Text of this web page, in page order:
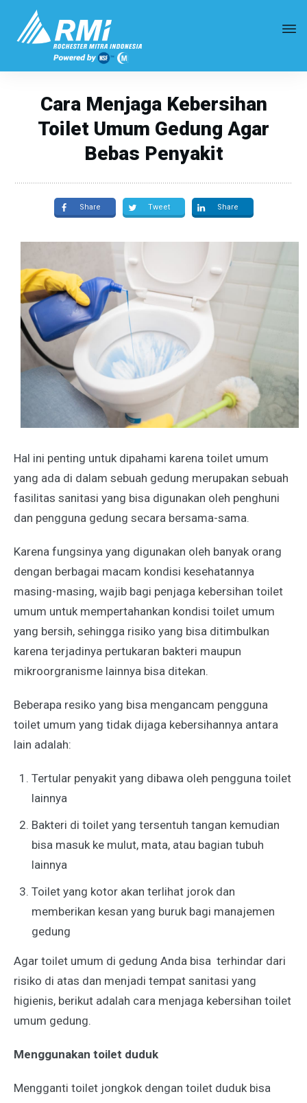
Cara Menjaga Kebersihan
Toilet Umum Gedung Agar
Bebas Penyakit
Share Tweet Share
Hal ini penting untuk dipahami karena toilet umum
yang ada di dalam sebuah gedung merupakan sebuah
fasilitas sanitasi yang bisa digunakan oleh penghuni
dan pengguna gedung secara bersama-sama.
Karena fungsinya yang digunakan oleh banyak orang
dengan berbagai macam kondisi kesehatannya
masing-masing, wajib bagi penjaga kebersihan toilet
umum untuk mempertahankan kondisi toilet umum
yang bersih, sehingga risiko yang bisa ditimbulkan
karena terjadinya pertukaran bakteri maupun
mikroorgranisme lainnya bisa ditekan.
Beberapa resiko yang bisa mengancam pengguna
toilet umum yang tidak dijaga kebersihannya antara
lain adalah:
Tertular penyakit yang dibawa oleh pengguna toilet
lainnya
Bakteri di toilet yang tersentuh tangan kemudian
bisa masuk ke mulut, mata, atau bagian tubuh
lainnya
Toilet yang kotor akan terlihat jorok dan
memberikan kesan yang buruk bagi manajemen
gedung
Agar toilet umum di gedung Anda bisa terhindar dari
risiko di atas dan menjadi tempat sanitasi yang
higienis, berikut adalah cara menjaga kebersihan toilet
umum gedung.
Menggunakan toilet duduk
Mengganti toilet jongkok dengan toilet duduk bisa